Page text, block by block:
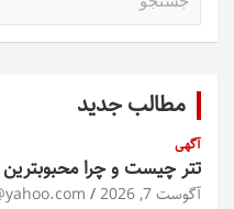
مطالب جدید
آگهی
تتر چیست و چرا محبوبترین
آگوست 7, 2026